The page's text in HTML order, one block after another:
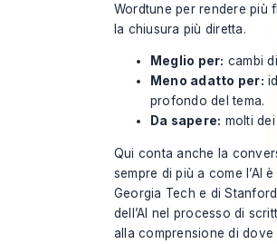
Wordtune per rendere più
la chiusura più diretta.
Meglio per: cambi
Meno adatto per:
profondo del tema.
Da sapere: molti
Qui conta anche la
sempre di più a come l’AI
Georgia Tech e di
dell’AI nel processo di
alla comprensione di dove